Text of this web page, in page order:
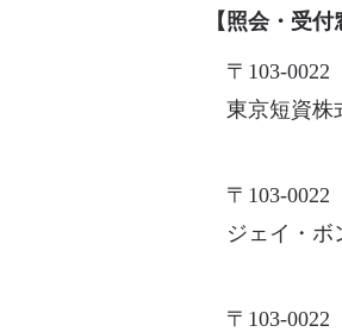
【照会・受付
〒103-
東京短資株
〒103-
ジェイ・
〒103-